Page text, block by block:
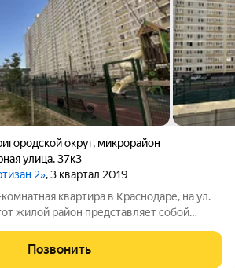
округ, микрорайон
улица,37к3
2», 3 квартал 2019
квартира в Краснодаре, на ул.
жилой район представляет собой
и уюта. Рядом расположены все
Позвонить